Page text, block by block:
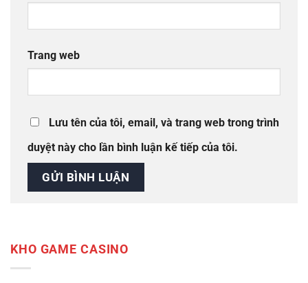
Trang web
Lưu tên của tôi, email, và trang web trong trình
duyệt này cho lần bình luận kế tiếp của tôi.
KHO GAME CASINO